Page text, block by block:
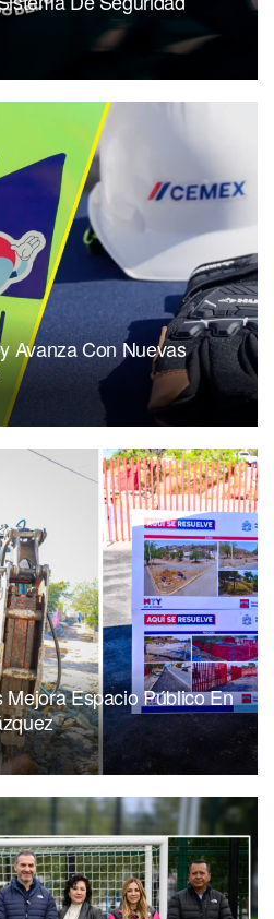
Avanza Con Nuevas
Espacio Público En